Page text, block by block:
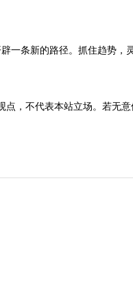
条新的路径。抓住趋势，灵
，不代表本站立场。若无